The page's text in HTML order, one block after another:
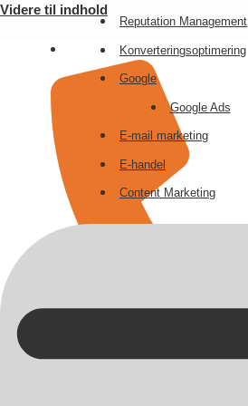
Videre til indhold
Reputation Management
Konverteringsoptimering
Google
Google Ads
E-mail marketing
E-handel
Content Marketing